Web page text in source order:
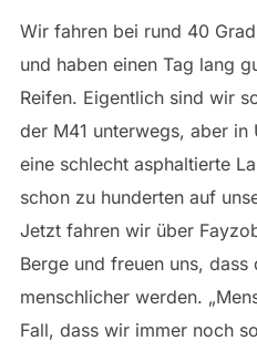
Wir fahren bei rund 40
und haben einen Tag lang
Reifen. Eigentlich sind wir
der M41 unterwegs, aber
eine schlecht asphaltierte
schon zu hunderten auf
Jetzt fahren wir über
Berge und freuen uns,
menschlicher werden.
Fall, dass wir immer noch